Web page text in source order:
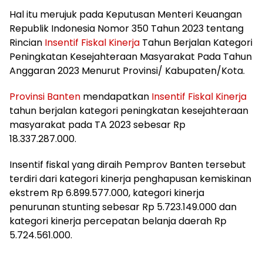
Hal itu merujuk pada Keputusan Menteri Keuangan
Republik Indonesia Nomor 350 Tahun 2023 tentang
Rincian Insentif Fiskal Kinerja Tahun Berjalan Kategori
Peningkatan Kesejahteraan Masyarakat Pada Tahun
Anggaran 2023 Menurut Provinsi/ Kabupaten/Kota.
Provinsi Banten mendapatkan Insentif Fiskal Kinerja
tahun berjalan kategori peningkatan kesejahteraan
masyarakat pada TA 2023 sebesar Rp
18.337.287.000.
Insentif fiskal yang diraih Pemprov Banten tersebut
terdiri dari kategori kinerja penghapusan kemiskinan
ekstrem Rp 6.899.577.000, kategori kinerja
penurunan stunting sebesar Rp 5.723.149.000 dan
kategori kinerja percepatan belanja daerah Rp
5.724.561.000.